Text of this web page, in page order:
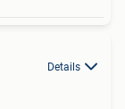
Details